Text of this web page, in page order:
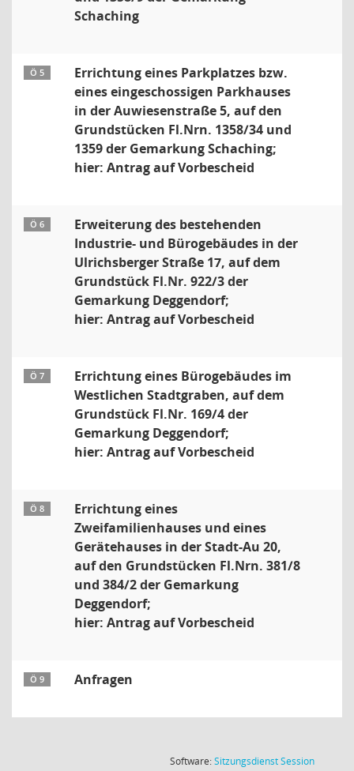
Schaching
Ö 5
Errichtung eines Parkplatzes bzw.
eines eingeschossigen Parkhauses
in der Auwiesenstraße 5, auf den
Grundstücken Fl.Nrn. 1358/34 und
1359 der Gemarkung Schaching;
hier: Antrag auf Vorbescheid
Ö 6
Erweiterung des bestehenden
Industrie- und Bürogebäudes in der
Ulrichsberger Straße 17, auf dem
Grundstück Fl.Nr. 922/3 der
Gemarkung Deggendorf;
hier: Antrag auf Vorbescheid
Ö 7
Errichtung eines Bürogebäudes im
Westlichen Stadtgraben, auf dem
Grundstück Fl.Nr. 169/4 der
Gemarkung Deggendorf;
hier: Antrag auf Vorbescheid
Ö 8
Errichtung eines
Zweifamilienhauses und eines
Gerätehauses in der Stadt-Au 20,
auf den Grundstücken Fl.Nrn. 381/8
und 384/2 der Gemarkung
Deggendorf;
hier: Antrag auf Vorbescheid
Ö 9 Anfragen
Software:SitzungsdienstSession(Wird in